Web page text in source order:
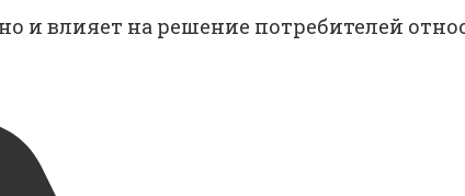
и влияет на решение потребителей